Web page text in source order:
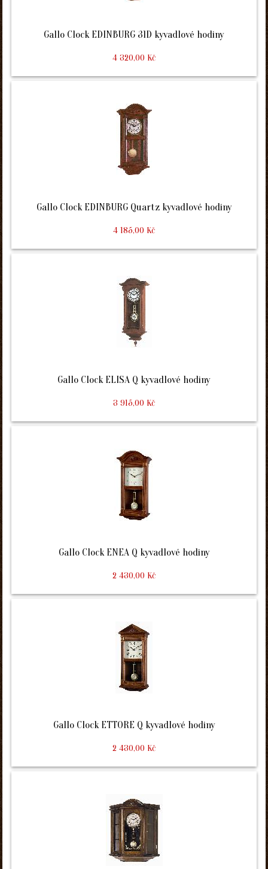
Gallo Clock EDINBURG 31D kyvadlové hodiny
4 320,00 Kč
Gallo Clock EDINBURG Quartz kyvadlové hodiny
4 185,00 Kč
Gallo Clock ELISA Q kyvadlové hodiny
3 915,00 Kč
Gallo Clock ENEA Q kyvadlové hodiny
2 430,00 Kč
Gallo Clock ETTORE Q kyvadlové hodiny
2 430,00 Kč